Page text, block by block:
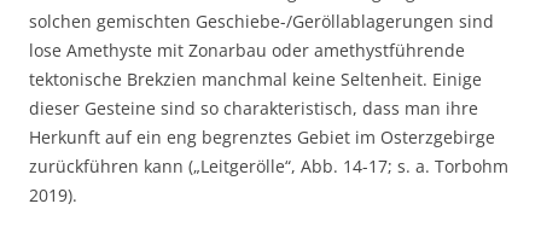
solchen gemischten Geschiebe-/Geröllablagerungen sind
lose Amethyste mit Zonarbau oder amethystführende
tektonische Brekzien manchmal keine Seltenheit. Einige
dieser Gesteine sind so charakteristisch, dass man ihre
Herkunft auf ein eng begrenztes Gebiet im Osterzgebirge
zurückführen kann („Leitgerölle“, Abb. 14-17; s. a. Torbohm
2019).